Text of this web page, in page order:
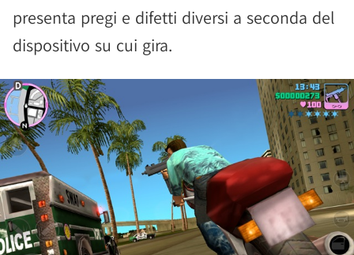
presenta pregi e difetti diversi a seconda del
dispositivo su cui gira.